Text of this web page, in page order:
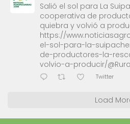
Salió el sol para La
cooperativa de
quiebra y volvió a
https://
el-sol-para-la-
de-productores-la-
volvio-a-producir/
Twitter
Load